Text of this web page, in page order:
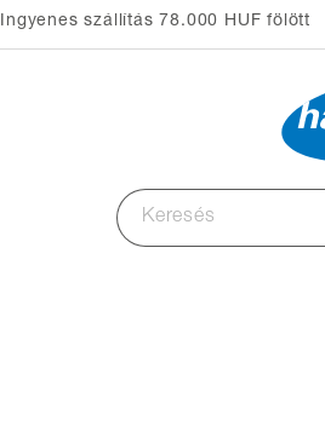
Ingyenes szállítás 78.000 HUF fölött